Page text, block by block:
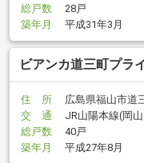
総戸数
28戸
築年月
平成31年3月
ビアンカ道三町プラ
住 所
広島県福山市道
交 通
JR山陽本線(岡
総戸数
40戸
築年月
平成27年8月